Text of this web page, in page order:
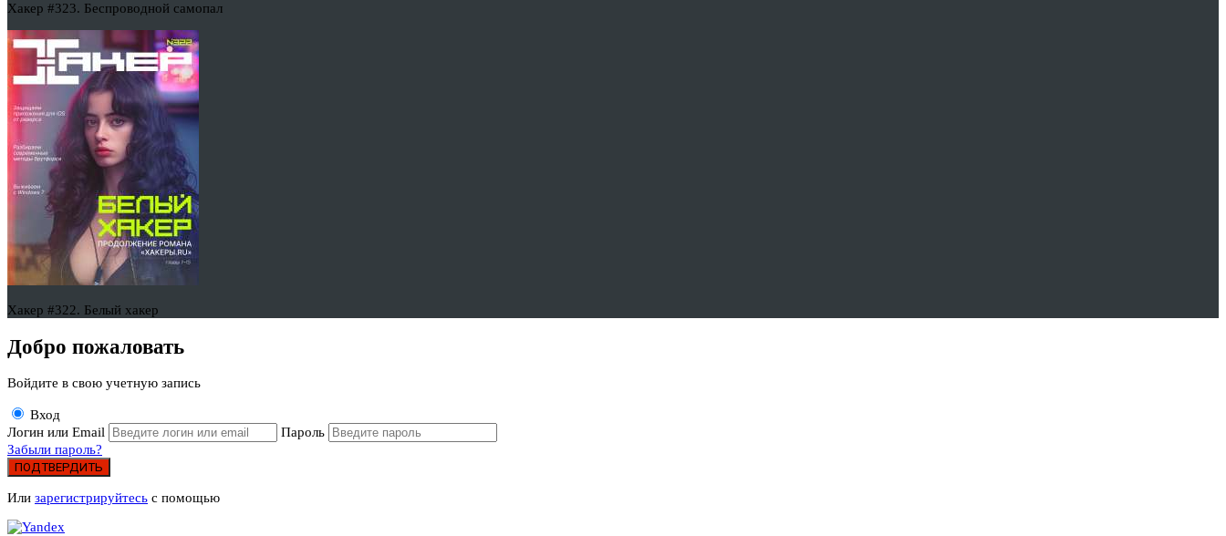
Хакер #323. Беспроводной самопал
Хакер #322. Белый хакер
Добро пожаловать
Войдите в свою учетную запись
Вход
Логин или Email
Пароль
Забыли пароль?
ПОДТВЕРДИТЬ
Или зарегистрируйтесь с помощью